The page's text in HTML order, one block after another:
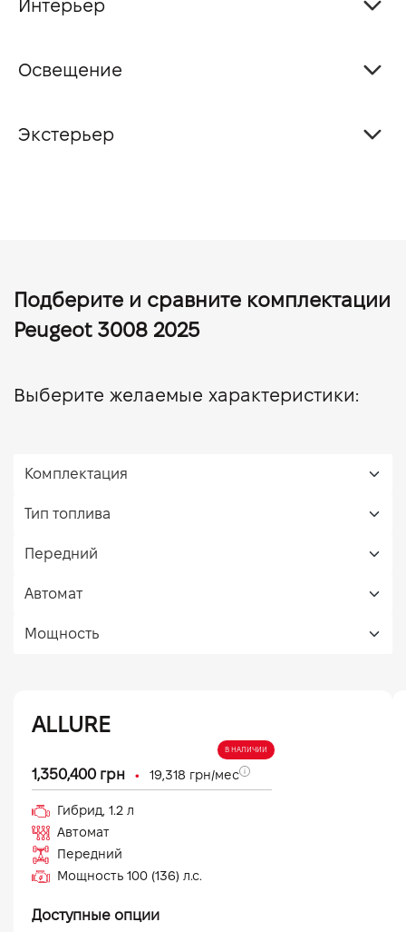
Интерьер
Освещение
Экстерьер
Подберите и сравните комплектации
Peugeot 3008 2025
Выберите желаемые характеристики:
ALLURE
В НАЛИЧИИ
1,350,400 грн • 19,318 грн/мес
Гибрид, 1.2 л
Автомат
Передний
Мощность 100 (136) л.с.
Доступные опции